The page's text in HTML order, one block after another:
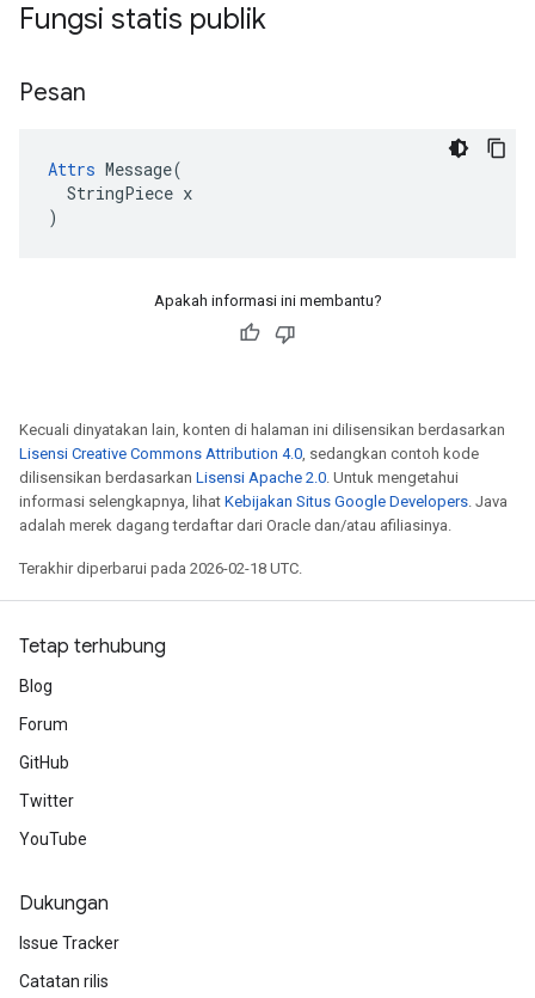
Fungsi statis publik
Pesan
Attrs Message(
  StringPiece x
)
Apakah informasi ini membantu?
Kecuali dinyatakan lain, konten di halaman ini dilisensikan berdasarkan
Lisensi Creative Commons Attribution 4.0, sedangkan contoh kode
dilisensikan berdasarkan Lisensi Apache 2.0. Untuk mengetahui
informasi selengkapnya, lihat Kebijakan Situs Google Developers. Java
adalah merek dagang terdaftar dari Oracle dan/atau afiliasinya.
Terakhir diperbarui pada 2026-02-18 UTC.
Tetap terhubung
Blog
Forum
GitHub
Twitter
YouTube
Dukungan
Issue Tracker
Catatan rilis